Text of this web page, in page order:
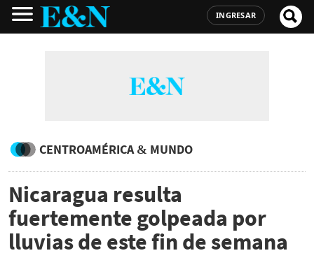
INGRESAR
CENTROAMÉRICA & MUNDO
Nicaragua resulta
fuertemente golpeada por
lluvias de este fin de semana